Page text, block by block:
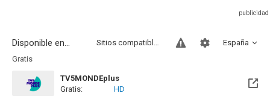
Disponible en... España
Sitios compatibles
Gratis
TV5MONDEplus
Gratis:
HD